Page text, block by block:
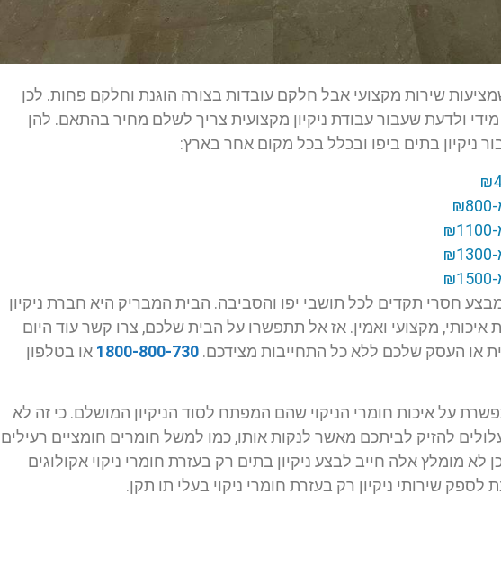
שירות מקצועי אבל חלקם עובדות בצורה הוגנת וחלקם פחות. לכן
ולדעת שעבור עבודת ניקיון מקצועית צריך לשלם מחיר בהתאם. להן
ניקיון בתים ביפו ובכלל בכל מקום אחר בארץ:
חסרי תקדים לכל תושבי יפו והסביבה. הבית המבריק היא חברת ניקיון
שנחשבת למספר 1 בשירות איכותי, מקצועי ואמין. אז אל תתפשרו על הבית שלכם, צרו קשר עוד היום
או העסק שלכם ללא כל התחייבות מצידכם. 1800-800-730 או בטלפון
על איכות חומרי הניקוי שהם המפתח לסוד הניקיון המושלם. כי זה לא
להזיק לביתכם מאשר לנקות אותו, כמו למשל חומרים חומציים רעילים
מומלץ אלה חייב לבצע ניקיון בתים רק בעזרת חומרי ניקוי אקולוגים
שירותי ניקיון רק בעזרת חומרי ניקוי בעלי תו תקן.